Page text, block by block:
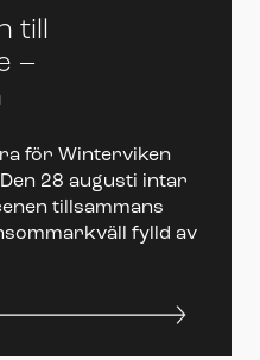
till
–
för Winterviken
28 augusti intar
tillsammans
fylld av